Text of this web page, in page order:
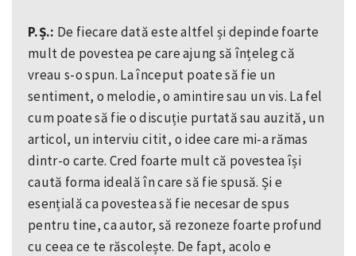
P.Ș.: De fiecare dată este altfel și depinde foarte
mult de povestea pe care ajung să înțeleg că
vreau s-o spun. La început poate să fie un
sentiment, o melodie, o amintire sau un vis. La fel
cum poate să fie o discuție purtată sau auzită, un
articol, un interviu citit, o idee care mi-a rămas
dintr-o carte. Cred foarte mult că povestea își
caută forma ideală în care să fie spusă. Și e
esențială ca povestea să fie necesar de spus
pentru tine, ca autor, să rezoneze foarte profund
cu ceea ce te răscolește. De fapt, acolo e